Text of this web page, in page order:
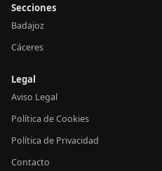
Secciones
Badajoz
Cáceres
Legal
Aviso Legal
Política de Cookies
Política de Privacidad
Contacto